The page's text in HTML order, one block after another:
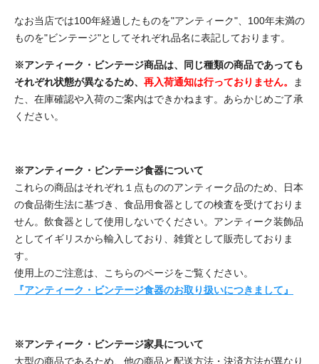
なお当店では100年経過したものを"アンティーク"、100年未満の
ものを"ビンテージ"としてそれぞれ品名に表記しております。
※アンティーク・ビンテージ商品は、同じ種類の商品であっても
それぞれ状態が異なるため、 再入荷通知は行っておりません。
ま
た、在庫確認や入荷のご案内はできかねます。あらかじめご了承
ください。
※アンティーク・ビンテージ食器について
これらの商品はそれぞれ１点もののアンティーク品のため、日本
の食品衛生法に基づき、食品用食器としての検査を受けておりま
せん。飲食器として使用しないでください。アンティーク装飾品
としてイギリスから輸入しており、雑貨として販売しておりま
す。
使用上のご注意は、こちらのページをご覧ください。
『アンティーク・ビンテージ食器のお取り扱いにつきまして』
※アンティーク・ビンテージ家具について
大型の商品であるため、他の商品と配送方法・決済方法が異なり